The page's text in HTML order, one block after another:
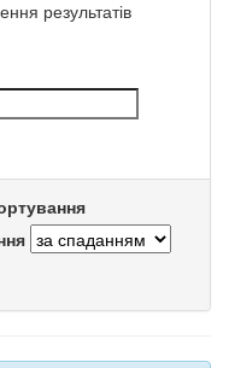
результатів